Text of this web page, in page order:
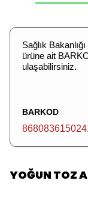
Sağlık Bakanlığı
ürüne ait
ulaşabilirsiniz.
BARKOD
YOĞUN TOZ